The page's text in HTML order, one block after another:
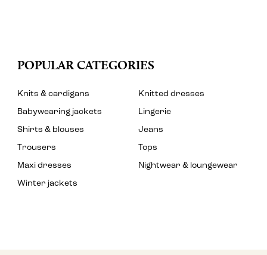
POPULAR CATEGORIES
Knits & cardigans
Knitted dresses
Babywearing jackets
Lingerie
Shirts & blouses
Jeans
Trousers
Tops
Maxi dresses
Nightwear & loungewear
Winter jackets